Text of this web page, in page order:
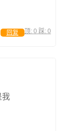
顶: 0 踩: 0
回复
我